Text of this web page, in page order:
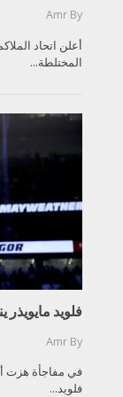
By
Amr
أعلن اتحاد
المختلطة...
فلويد مايويذر
By
Amr
في مفاجأة هزت
فلويد...